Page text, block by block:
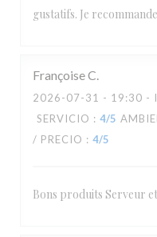
gustatifs. Je
FrançoiseC
2026-07-31 - 19:30 -
SERVICIO : 4/5
/ PRECIO : 4/5
Bons produits Serveur